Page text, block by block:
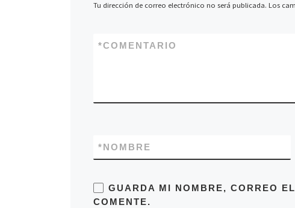
Tu dirección de correo electrónico no será publicada. Los
COMENTARIO
*
NOMBRE
*
GUARDA MI NOMBRE, CORREO
COMENTE.